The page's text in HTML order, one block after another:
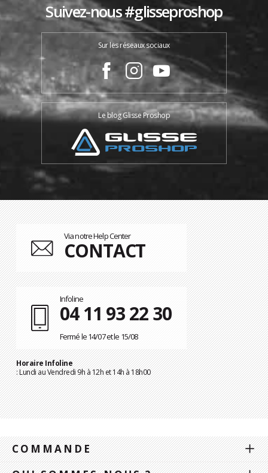
Suivez-nous #glisseproshop
Sur les réseaux sociaux
Le blog Glisse Proshop
Via notre Help Center
CONTACT
Infoline
04 11 93 22 30
Fermé le 14/07 et le 15/08
Horaire Infoline
: Lundi au Vendredi 9h à 12h et 14h à 18h00
COMMANDE